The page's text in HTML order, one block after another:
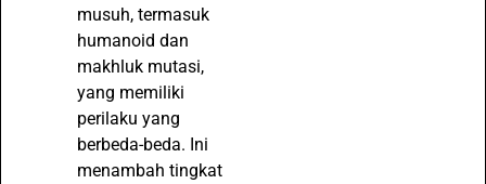
musuh, termasuk
humanoid dan
makhluk mutasi,
yang memiliki
perilaku yang
berbeda-beda. Ini
menambah tingkat